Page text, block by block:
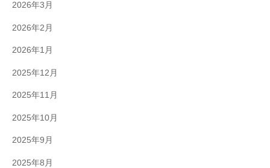
2026年3月
2026年2月
2026年1月
2025年12月
2025年11月
2025年10月
2025年9月
2025年8月